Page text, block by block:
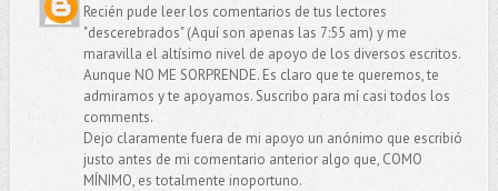
Recién pude leer los comentarios de tus lectores
"descerebrados" (Aquí son apenas las 7:55 am) y me
maravilla el altísimo nivel de apoyo de los diversos escritos.
Aunque NO ME SORPRENDE. Es claro que te queremos, te
admiramos y te apoyamos. Suscribo para mí casi todos los
comments.
Dejo claramente fuera de mi apoyo un anónimo que escribió
justo antes de mi comentario anterior algo que, COMO
MÍNIMO, es totalmente inoportuno.